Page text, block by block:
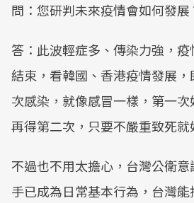
問：您研判未來疫情會如何發展
答：此波輕症多、傳染力強，
結束，看韓國、香港疫情發展
次感染，就像感冒一樣，第一
再得第二次，只要不嚴重致死就
不過也不用太擔心，台灣公衛
手已成為日常基本行為，台灣